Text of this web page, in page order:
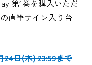
第1巻を購入いただ
直筆サイン入り台
24日(木) 23:59まで